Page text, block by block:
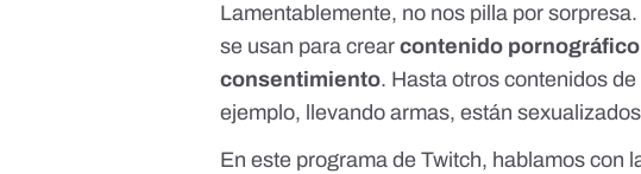
Lamentablemente, no nos pilla por sorpresa
se usan para crearcontenido
consentimiento. Hasta otros contenidos
ejemplo, llevando armas, están
En este programa de Twitch, hablamos con